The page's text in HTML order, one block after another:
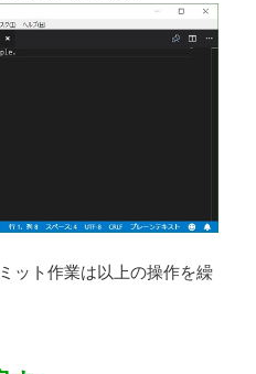
ット作業は以上の操作を繰